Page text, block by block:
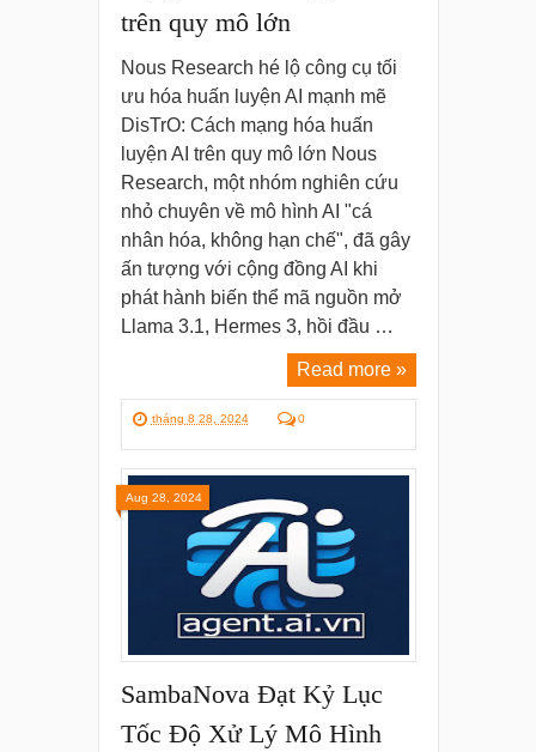
trên quy mô lớn
Nous Research hé lộ công cụ tối
ưu hóa huấn luyện AI mạnh mẽ
DisTrO: Cách mạng hóa huấn
luyện AI trên quy mô lớn Nous
Research, một nhóm nghiên cứu
nhỏ chuyên về mô hình AI "cá
nhân hóa, không hạn chế", đã gây
ấn tượng với cộng đồng AI khi
phát hành biến thể mã nguồn mở
Llama 3.1, Hermes 3, hồi đầu …
Read more »
tháng 8 28, 2024 0
SambaNova Đạt Kỷ Lục
Tốc Độ Xử Lý Mô Hình
Aug 28, 2024